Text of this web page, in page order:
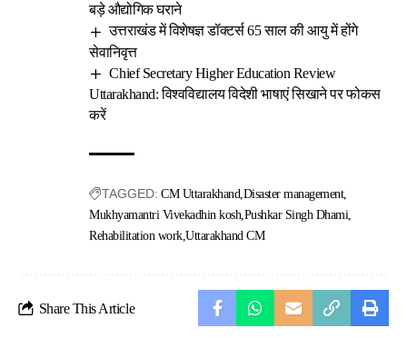
बड़े औद्योगिक घराने
उत्तराखंड में विशेषज्ञ डॉक्टर्स 65 साल की आयु में होंगे
सेवानिवृत्त
Chief Secretary Higher Education Review
Uttarakhand: विश्वविद्यालय विदेशी भाषाएं सिखाने पर फोकस
करें
TAGGED: CM Uttarakhand Disaster management
Mukhyamantri Vivekadhin kosh Pushkar Singh Dhami
Rehabilitation work Uttarakhand CM
Share This Article